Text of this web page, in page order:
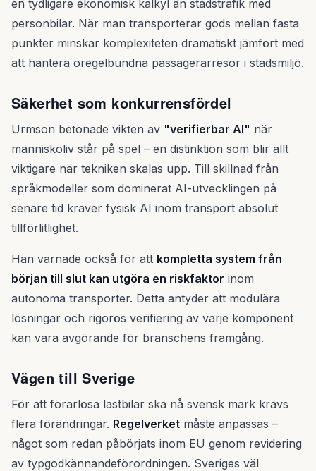
en tydligare ekonomisk kalkyl än stadstrafik med
personbilar. När man transporterar gods mellan fasta
punkter minskar komplexiteten dramatiskt jämfört med
att hantera oregelbundna passagerarresor i stadsmiljö.
Säkerhet som konkurrensfördel
Urmson betonade vikten av "verifierbar AI" när
människoliv står på spel – en distinktion som blir allt
viktigare när tekniken skalas upp. Till skillnad från
språkmodeller som dominerat AI-utvecklingen på
senare tid kräver fysisk AI inom transport absolut
tillförlitlighet.
Han varnade också för att kompletta system från
början till slut kan utgöra en riskfaktor inom
autonoma transporter. Detta antyder att modulära
lösningar och rigorös verifiering av varje komponent
kan vara avgörande för branschens framgång.
Vägen till Sverige
För att förarlösa lastbilar ska nå svensk mark krävs
flera förändringar. Regelverket måste anpassas –
något som redan påbörjats inom EU genom revidering
av typgodkännandeförordningen. Sveriges väl